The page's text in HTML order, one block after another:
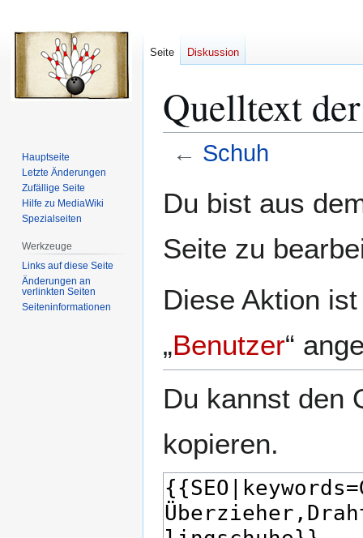
Quelltext
← Schuh
Navigation
Suche
Du bist aus
Seite zu
Diese Aktion
„Benutzer“
Du kannst den
kopieren.
Seite Diskussion
Hauptseite
Letzte Änderungen
Zufällige Seite
Hilfe zu MediaWiki
Spezialseiten
Werkzeuge
Links auf diese Seite
Änderungen an
verlinkten Seiten
Seiten­­informationen